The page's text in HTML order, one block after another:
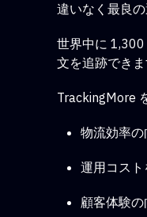
違いなく最良の
世界中に
文を追跡でき
TrackingMore
物流効率の
運用コス
顧客体験